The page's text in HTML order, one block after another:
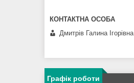
Дмитрів Галина Ігорівна
Графік роботи